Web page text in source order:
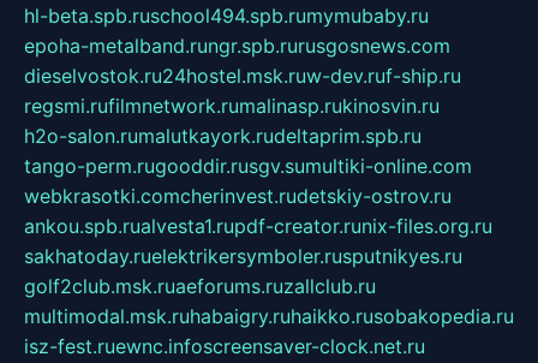
hl-beta.spb.ruschool494.spb.rumymubaby.ru
epoha-metalband.rungr.spb.rurusgosnews.com
dieselvostok.ru24hostel.msk.ruw-dev.ruf-ship.ru
regsmi.rufilmnetwork.rumalinasp.rukinosvin.ru
h2o-salon.rumalutkayork.rudeltaprim.spb.ru
tango-perm.rugooddir.rusgv.sumultiki-online.com
webkrasotki.comcherinvest.rudetskiy-ostrov.ru
ankou.spb.rualvesta1.rupdf-creator.runix-files.org.ru
sakhatoday.ruelektrikersymboler.rusputnikyes.ru
golf2club.msk.ruaeforums.ruzallclub.ru
multimodal.msk.ruhabaigry.ruhaikko.rusobakopedia.ru
isz-fest.ruewnc.infoscreensaver-clock.net.ru